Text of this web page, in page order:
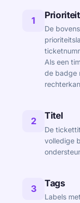
1
De
Als een
de badge
2
Titel
De
volledige
3
Tags
Labels